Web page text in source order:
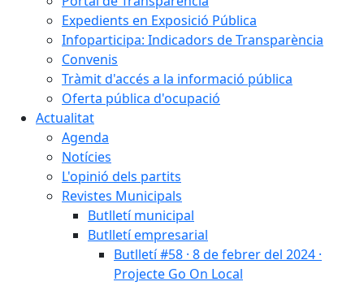
Expedients en Exposició Pública
Infoparticipa: Indicadors de Transparència
Convenis
Tràmit d'accés a la informació pública
Oferta pública d'ocupació
Actualitat
Agenda
Notícies
L'opinió dels partits
Revistes Municipals
Butlletí municipal
Butlletí empresarial
Butlletí #58 · 8 de febrer del 2024 ·
Projecte Go On Local